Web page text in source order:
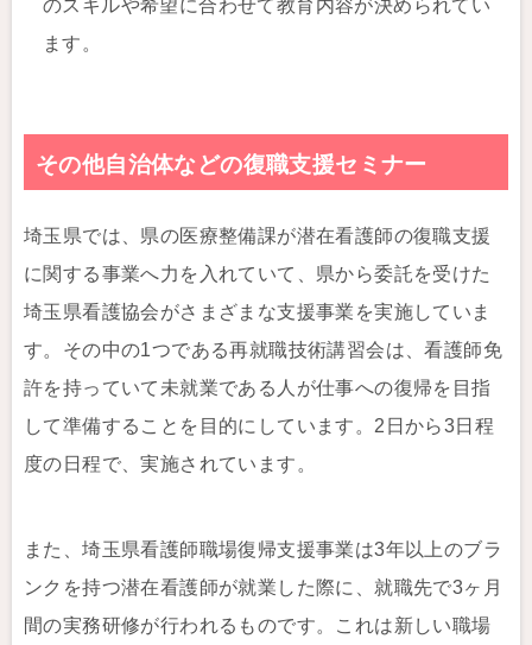
のスキルや希望に合わせて教育内容が決められてい
ます。
その他自治体などの復職支援セミナー
埼玉県では、県の医療整備課が潜在看護師の復職支援
に関する事業へ力を入れていて、県から委託を受けた
埼玉県看護協会がさまざまな支援事業を実施していま
す。その中の1つである再就職技術講習会は、看護師免
許を持っていて未就業である人が仕事への復帰を目指
して準備することを目的にしています。2日から3日程
度の日程で、実施されています。
また、埼玉県看護師職場復帰支援事業は3年以上のブラ
ンクを持つ潜在看護師が就業した際に、就職先で3ヶ月
間の実務研修が行われるものです。これは新しい職場